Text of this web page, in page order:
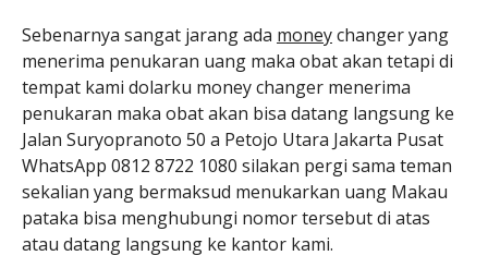
Sebenarnya sangat jarang ada moneychanger yang
menerima penukaran uang maka obat akan tetapi di
tempat kami dolarku money changer menerima
penukaran maka obat akan bisa datang langsung ke
Jalan Suryopranoto 50 a Petojo Utara Jakarta Pusat
WhatsApp 0812 8722 1080 silakan pergi sama teman
sekalian yang bermaksud menukarkan uang Makau
pataka bisa menghubungi nomor tersebut di atas
atau datang langsung ke kantor kami.